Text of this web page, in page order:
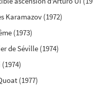
Karamazov (1972)
(1973)
de Séville (1974)
(1977)